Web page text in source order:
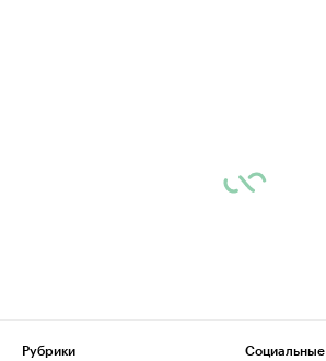
Рубрики
Социальные